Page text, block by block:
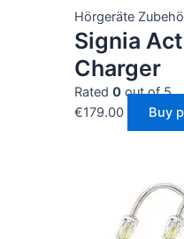
Hörgeräte
Signia
Charger
Rated 0out of 5
€179.00 Buy